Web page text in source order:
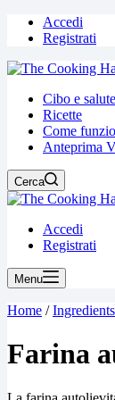
Accedi
Registrati
Cibo e salute
Ricette
Come
Anteprima
Cerca
Accedi
Registrati
Menu
Home /Ingredients
Farina